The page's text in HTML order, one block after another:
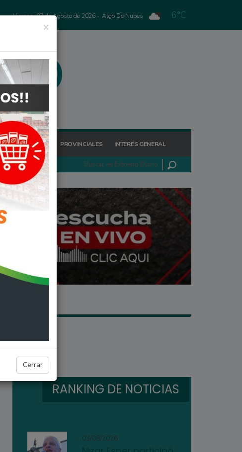
Viernes, 07 de Agosto de 2026 - Algo De Nubes 6°C
REGIONALES PROVINCIALES INTERÉS GENERAL
×
Cerrar
RANKING DE NOTICIAS
03/08/2026